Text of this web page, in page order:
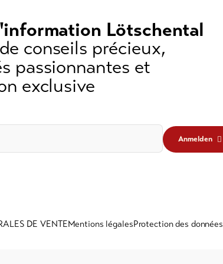
Lötschental
conseils précieux,
passionnantes et
exclusive
Anmelden
DE VENTEMentions légalesProtection des données